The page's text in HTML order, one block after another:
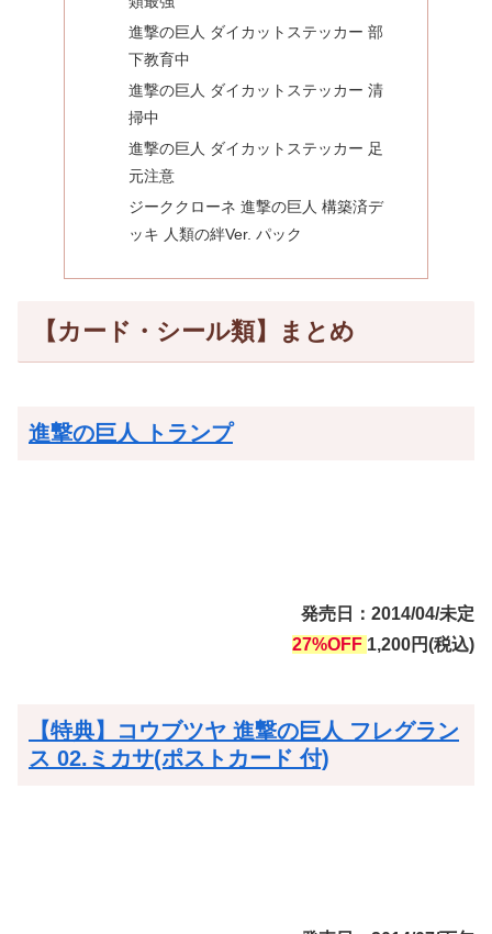
進撃の巨人 ダイカットステッカー 部
下教育中
進撃の巨人 ダイカットステッカー 清
掃中
進撃の巨人 ダイカットステッカー 足
元注意
ジーククローネ 進撃の巨人 構築済デ
ッキ 人類の絆Ver. パック
【カード・シール類】まとめ
進撃の巨人 トランプ
発売日：2014/04/未定
27%OFF 1,200円(税込)
【特典】コウブツヤ 進撃の巨人 フレグラン
ス 02.ミカサ(ポストカード 付)